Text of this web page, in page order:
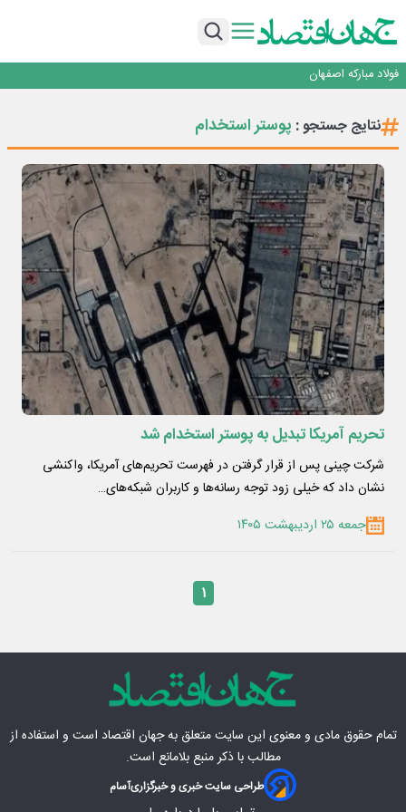
تداوم صعود مس در بازارهای جهانی؛ قیمت فلز سرخ از ۱۴هزار دلار در هر تن عبور کرد
فولاد مبارکه اصفهان
تجدیدپذیر با حضور استاندار اصفهان
گفتگو با کاوه معلمی، مدیر حسابداری مدیریت فولادسنگان
تداوم صعود مس در بازارهای جهانی؛ قیمت فلز سرخ از ۱۴هزار دلار در هر تن عبور کرد
نتایج جستجو : پوستر استخدام
تحریم آمریکا تبدیل به پوستر استخدام شد
شرکت چینی پس از قرار گرفتن در فهرست تحریم‌های آمریکا، واکنشی
نشان داد که خیلی زود توجه رسانه‌ها و کاربران شبکه‌های…
جمعه ۲۵ اردیبهشت ۱۴۰۵
۱
تمام حقوق مادی‌ و معنوی این سایت متعلق بهجهان اقتصاد است و استفاده از
مطالب با ذکر منبع بلامانع است.
طراحی سایت خبری و خبرگزاریآسام